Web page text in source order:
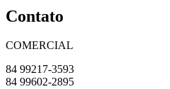
Contato
COMERCIAL
84 99217-3593
84 99602-2895